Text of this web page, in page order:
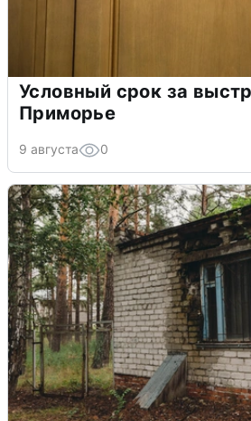
Условный срок за
Приморье
9 августа 0